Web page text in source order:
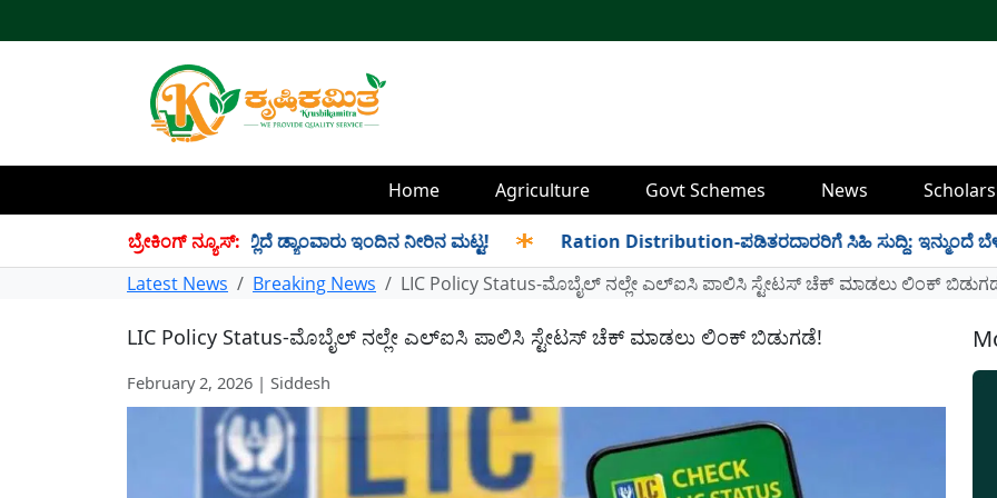
Home Agriculture Govt Schemes News
ಬ್ರೇಕಿಂಗ್ ನ್ಯೂಸ್:
TMC ನೀರು ಸಂಗ್ರಹ! ಇಲ್ಲಿದೆ ಡ್ಯಾಂವಾರು ಇಂದಿನ ನೀರಿನ ಮಟ್ಟ! ✱ Ration Distribution-ಪಡಿತರದಾರರಿಗೆ ಸಿಹಿ ಸುದ್ದಿ: ಇನ್ಮುಂದೆ ಬೆಳಿಗ್ಗೆ
Latest News
Breaking News LIC Policy Status-ಮೊಬೈಲ್ ನಲ್ಲೇ ಎಲ್ಐಸಿ ಪಾಲಿಸಿ ಸ್ಟೇಟಸ್ ಚೆಕ್ ಮಾಡಲು ಲಿಂಕ್
LIC Policy Status-ಮೊಬೈಲ್ ನಲ್ಲೇ ಎಲ್ಐಸಿ ಪಾಲಿಸಿ ಸ್ಟೇಟಸ್ ಚೆಕ್ ಮಾಡಲು ಲಿಂಕ್ ಬಿಡುಗಡೆ!
February 2, 2026 | Siddesh